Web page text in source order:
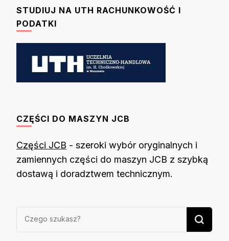
wpisach
STUDIUJ NA UTH RACHUNKOWOŚĆ I
PODATKI
CZĘŚCI DO MASZYN JCB
Części JCB - szeroki wybór oryginalnych i
zamiennych części do maszyn JCB z szybką
dostawą i doradztwem technicznym.
Szukasz